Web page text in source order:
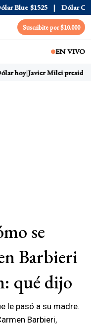
$1525 Dólar CCL
Suscribite por $10.000
EN VIVO
hoy Javier Milei
se
Barbieri
qué dijo
le pasó a su madre.
Barbieri,